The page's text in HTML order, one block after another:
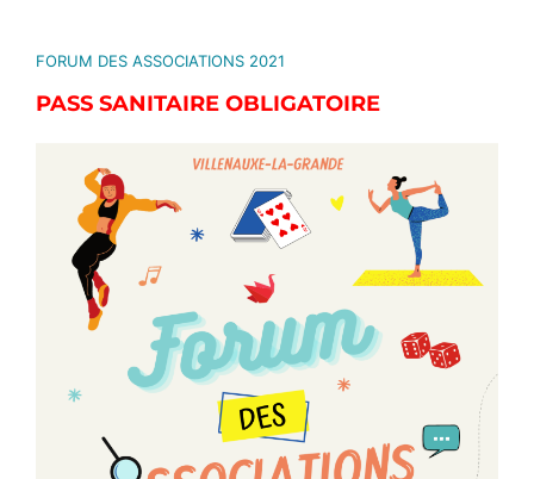
FORUM DES ASSOCIATIONS 2021
PASS SANITAIRE OBLIGATOIRE